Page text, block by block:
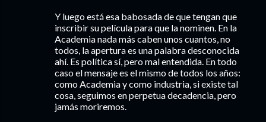
Y luego está esa babosada de que tengan que
inscribir su película para que la nominen. En la
Academia nada más caben unos cuantos, no
todos, la apertura es una palabra desconocida
ahí. Es política sí, pero mal entendida. En todo
caso el mensaje es el mismo de todos los años:
como Academia y como industria, si existe tal
cosa, seguimos en perpetua decadencia, pero
jamás moriremos.